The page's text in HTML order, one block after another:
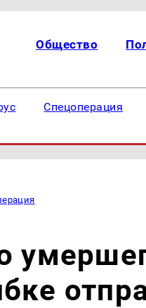
Общество
Спецоперация